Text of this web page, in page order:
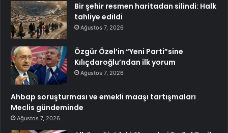
Bir şehir resmen haritadan silindi: Halk
tahliye edildi
Ağustos 7, 2026
Özgür Özel’in “Yeni Parti”sine
Kılıçdaroğlu’ndan ilk yorum
Ağustos 7, 2026
Ahbap soruşturması ve emekli maaşı tartışmaları
Meclis gündeminde
Ağustos 7, 2026